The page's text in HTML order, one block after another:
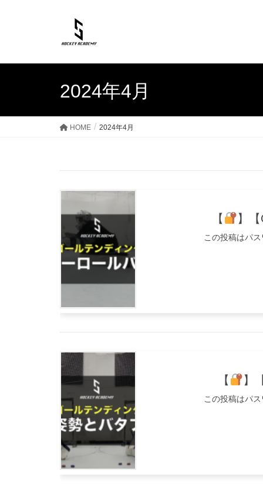
2024年4月
HOME 2024年4月
【 】
この投稿はパ
【 】
この投稿はパ